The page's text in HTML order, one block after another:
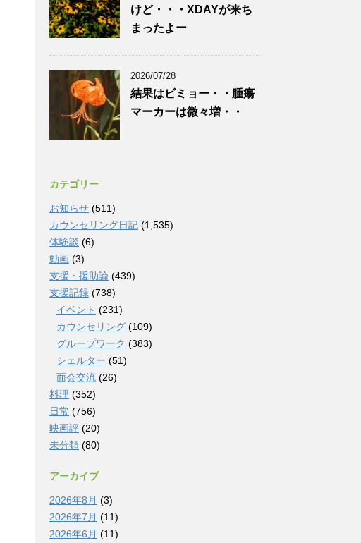
けど・・・XDAYが来ち
まったよー
2026/07/28
結果はビミョー・・腫瘍
マーカーは微々増・・
カテゴリー
お知らせ (511)
カウンセリング日記 (1,535)
体験談 (6)
動画 (3)
支援・援助論 (439)
支援記録 (738)
イベント (231)
カウンセリング (109)
グループワーク (383)
シェルター (51)
面会交流 (26)
料理 (352)
日常 (756)
映画評 (20)
未分類 (80)
アーカイブ
2026年8月 (3)
2026年7月 (11)
2026年6月 (11)